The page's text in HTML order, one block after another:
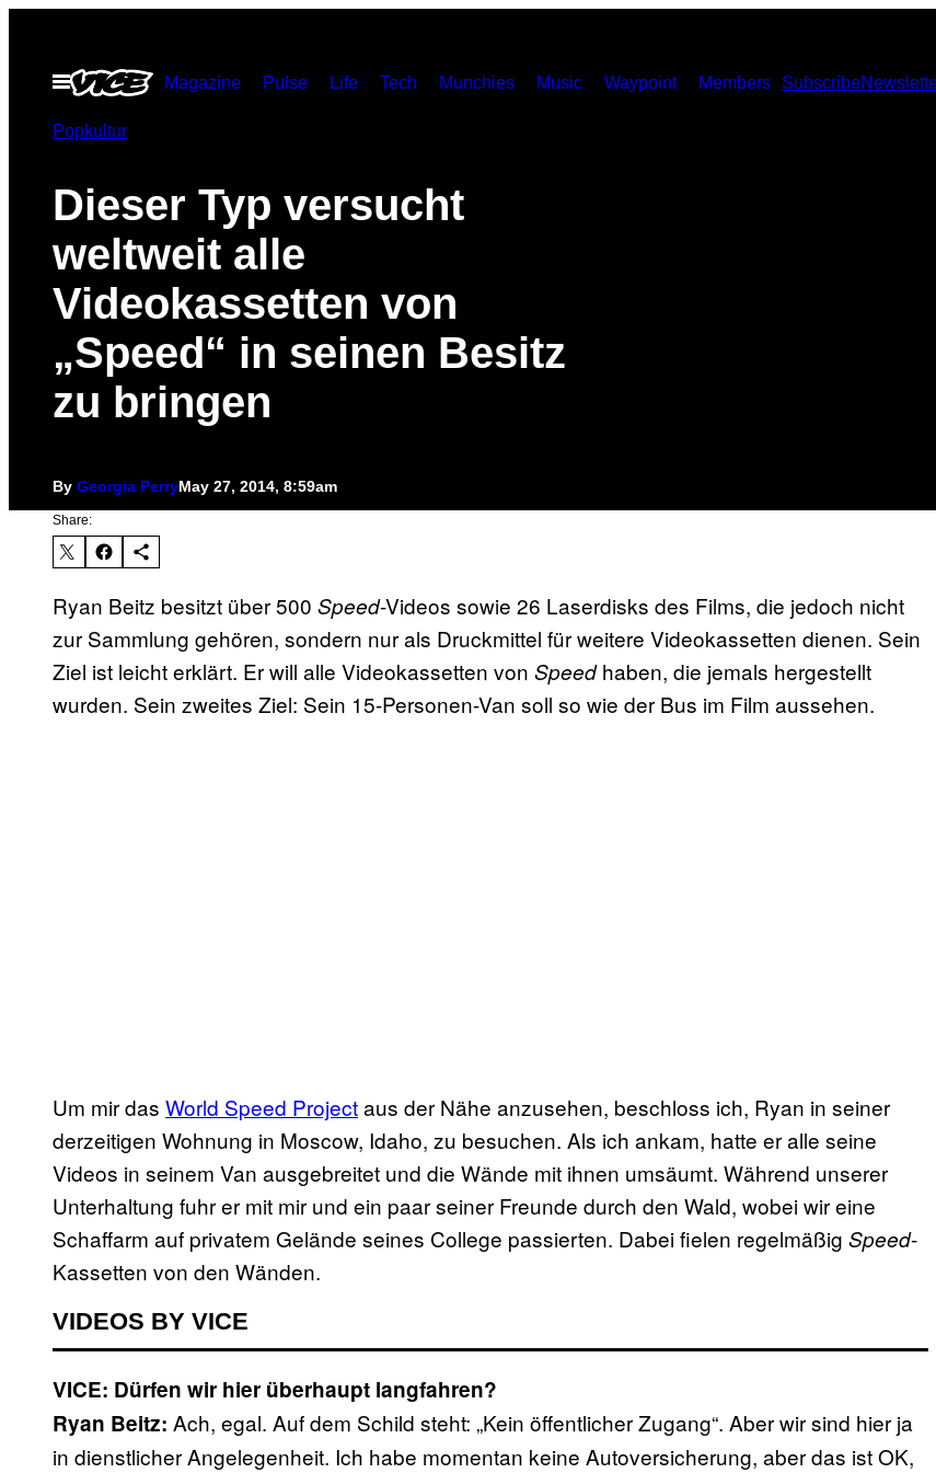
contentOpen
Menu
Magazine Pulse Life Tech Munchies Music Waypoint Members Subscribe
Popkultur
Dieser Typ versucht
weltweit alle
Videokassetten von
„Speed“ in seinen Besitz
zu bringen
By Georgia PerryMay 27, 2014, 8:59am
Share:
Ryan Beitz besitzt über 500 Speed-Videos sowie 26 Laserdisks des Films, die jedoch nicht
zur Sammlung gehören, sondern nur als Druckmittel für weitere Videokassetten dienen. Sein
Ziel ist leicht erklärt. Er will alle Videokassetten von Speedhaben, die jemals hergestellt
wurden. Sein zweites Ziel: Sein 15-Personen-Van soll so wie der Bus im Film aussehen.
Um mir das World Speed Projectaus der Nähe anzusehen, beschloss ich, Ryan in seiner
derzeitigen Wohnung in Moscow, Idaho, zu besuchen. Als ich ankam, hatte er alle seine
Videos in seinem Van ausgebreitet und die Wände mit ihnen umsäumt. Während unserer
Unterhaltung fuhr er mit mir und ein paar seiner Freunde durch den Wald, wobei wir eine
Schaffarm auf privatem Gelände seines College passierten. Dabei fielen regelmäßig Speed-
Kassetten von den Wänden.
VIDEOS BY VICE
VICE: Dürfen wir hier überhaupt langfahren?
Ryan Beitz: Ach, egal. Auf dem Schild steht: „Kein öffentlicher Zugang“. Aber wir sind hier ja
in dienstlicher Angelegenheit. Ich habe momentan keine Autoversicherung, aber das ist OK,